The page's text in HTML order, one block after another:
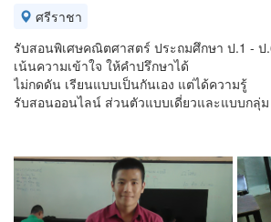
ศรีราชา
รับสอนพิเศษคณิตศาสตร์ ประถมศึกษา ป.1 - ป
เน้นความเข้าใจ ให้คำปรึกษาได้
ไม่กดดัน เรียนแบบเป็นกันเอง แต่ได้ความรู้
รับสอนออนไลน์ ส่วนตัวแบบเดี่ยวและแบบกลุ่ม